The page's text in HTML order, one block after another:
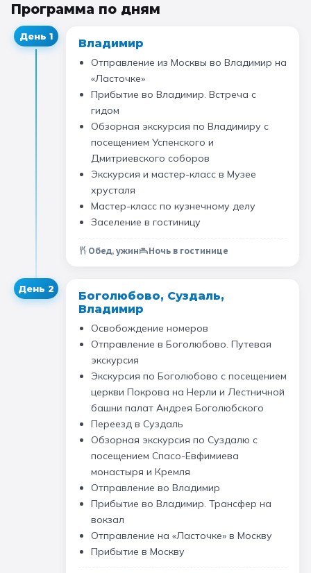
Золотое кольцо
Программа по дням
День 1
Владимир
Отправление из Москвы во Владимир на
«Ласточке»
Прибытие во Владимир. Встреча с
гидом
Обзорная экскурсия по Владимиру с
посещением Успенского и
Дмитриевского соборов
Экскурсия и мастер-класс в Музее
хрусталя
Мастер-класс по кузнечному делу
Заселение в гостиницу
Обед, ужин Ночь в гостинице
День 2
Боголюбово, Суздаль,
Владимир
Освобождение номеров
Отправление в Боголюбово. Путевая
экскурсия
Экскурсия по Боголюбово с посещением
церкви Покрова на Нерли и Лестничной
башни палат Андрея Боголюбского
Переезд в Суздаль
Обзорная экскурсия по Суздалю с
посещением Спасо-Евфимиева
монастыря и Кремля
Отправление во Владимир
Прибытие во Владимир. Трансфер на
вокзал
Отправление на «Ласточке» в Москву
Прибытие в Москву